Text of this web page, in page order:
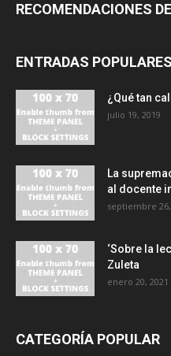
RECOMENDACIONES
ENTRADAS POPULARES
¿Qué tan
julio 19, 2019
La
al docente
septiembre 26,
‘Sobre la
Zuleta
enero 20, 2021
CATEGORÍA POPULAR